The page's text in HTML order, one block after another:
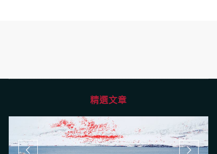
精選文章